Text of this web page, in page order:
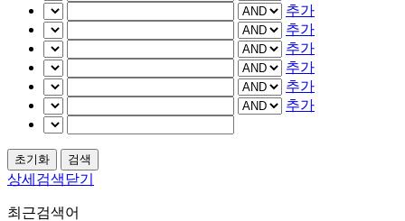
추가
추가
추가
추가
추가
추가
상세검색닫기
최근검색어